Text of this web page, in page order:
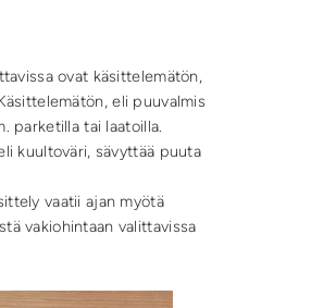
ovat käsittelemätön,
eli puuvalmis
parketilla tai laatoilla.
kuultoväri, sävyttää puuta
vaatii ajan myötä
vakiohintaan valittavissa